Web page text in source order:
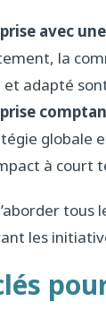
avec
la
adapté
globale
à court
les